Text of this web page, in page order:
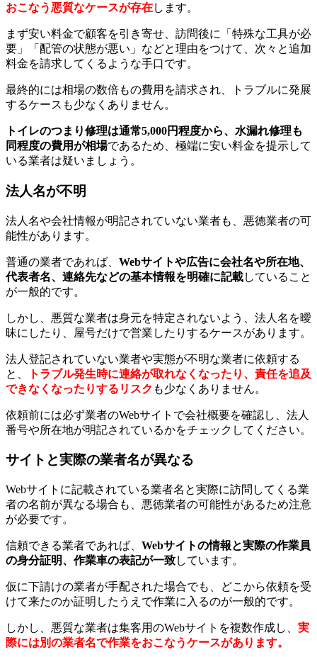
おこなう悪質なケースが存在します。
まず安い料金で顧客を引き寄せ、訪問後に「特殊な工具が必
要」「配管の状態が悪い」などと理由をつけて、次々と追加
料金を請求してくるような手口です。
最終的には相場の数倍もの費用を請求され、トラブルに発展
するケースも少なくありません。
トイレのつまり修理は通常5,000円程度から、水漏れ修理も
同程度の費用が相場であるため、極端に安い料金を提示して
いる業者は疑いましょう。
法人名が不明
法人名や会社情報が明記されていない業者も、悪徳業者の可
能性があります。
普通の業者であれば、 Webサイトや広告に会社名や所在地、
代表者名、連絡先などの基本情報を明確に記載していること
が一般的です。
しかし、悪質な業者は身元を特定されないよう、法人名を曖
昧にしたり、屋号だけで営業したりするケースがあります。
法人登記されていない業者や実態が不明な業者に依頼する
と、
トラブル発生時に連絡が取れなくなったり、責任を追及
できなくなったりするリスク も少なくありません。
依頼前には必ず業者のWebサイトで会社概要を確認し、法人
番号や所在地が明記されているかをチェックしてください。
サイトと実際の業者名が異なる
Webサイトに記載されている業者名と実際に訪問してくる業
者の名前が異なる場合も、悪徳業者の可能性があるため注意
が必要です。
信頼できる業者であれば、 Webサイトの情報と実際の作業員
の身分証明、作業車の表記が一致しています。
仮に下請けの業者が手配された場合でも、どこから依頼を受
けて来たのか証明したうえで作業に入るのが一般的です。
しかし、悪質な業者は集客用のWebサイトを複数作成し、 実
際には別の業者名で作業をおこなうケースがあります。